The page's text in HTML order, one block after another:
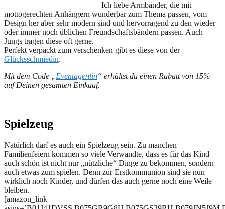
Ich liebe Armbänder, die mit
mottogerechten Anhängern wunderbar zum Thema passen, vom
Design her aber sehr modern sind und hervorragend zu den wieder
oder immer noch üblichen Freundschaftsbändern passen. Auch
Jungs tragen diese oft gerne.
Perfekt verpackt zum verschenken gibt es diese von der
Glücksschmiedin.
Mit dem Code „ Eventagentin“ erhältst du einen Rabatt von 15%
auf Deinen gesamten Einkauf.
Spielzeug
Natürlich darf es auch ein Spielzeug sein. Zu manchen
Familienfeiern kommen so viele Verwandte, dass es für das Kind
auch schön ist nicht nur „nützliche“ Dinge zu bekommen, sondern
auch etwas zum spielen. Denn zur Erstkommunion sind sie nun
wirklich noch Kinder, und dürfen das auch gerne noch eine Weile
bleiben.
[amazon_link